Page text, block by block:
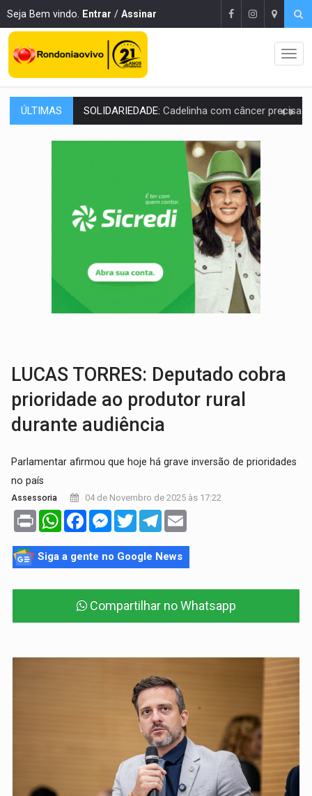
Seja Bem vindo. Entrar / Assinar
ÚLTIMAS DESAPARECIDO:Família procura por cachorrinho
URGENTE:DHPP se mobiliza para tentar localizar corpo de rapaz
DÉFICIT DE MANDATO:Contas do governo de Rondônia expõem meta
CREDIBILIDADE:Superintendentes da PF defendem independência e apoio
ALIANÇA PODEROSA: Chapa vitaminada pode alcançar larga e boa
PM abre concurso público com 2.000 vagas para
CINEAMAZÔNIA:Filmes rondonienses provocam debate sobre temas urgentes
Publicação Legal: AVISO DE LICITAÇÃO: PREGÃO ELETRÔNICO Nº
LUCAS TORRES: Deputado cobra
prioridade ao produtor rural
durante audiência
Parlamentar afirmou que hoje há grave inversão de prioridades
no país
Assessoria 04 de Novembro de 2025 às 17:22
Print WhatsAppFacebookMessenger
TwitterTelegram
Siga a gente no Google News
Compartilhar no Whatsapp